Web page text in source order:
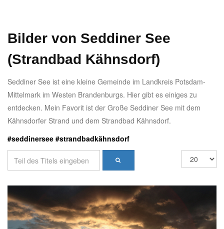
Bilder von Seddiner See
(Strandbad Kähnsdorf)
Seddiner See ist eine kleine Gemeinde im Landkreis Potsdam-
Mittelmark im Westen Brandenburgs. Hier gibt es einiges zu
entdecken. Mein Favorit ist der Große Seddiner See mit dem
Kähnsdorfer Strand und dem Strandbad Kähnsdorf.
#seddinersee #strandbadkähnsdorf